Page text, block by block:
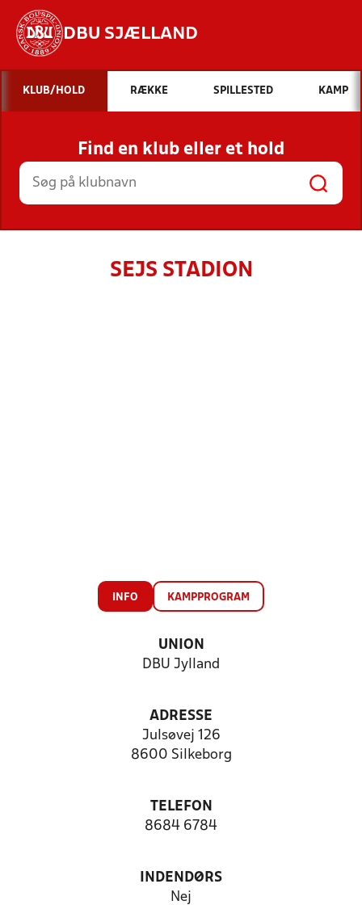
DBU SJÆLLAND
Hvad vil du søge efter?
INDHOLD OG NYHEDER
STILLINGER, RESULTATER, KLUBBER OG
HOLD
KLUB/HOLD RÆKKE SPILLESTED KAMP
Find en klub eller et hold
SEJS STADION
INFO KAMPPROGRAM
UNION
DBU Jylland
ADRESSE
Julsøvej 126
8600 Silkeborg
TELEFON
8684 6784
INDENDØRS
Nej